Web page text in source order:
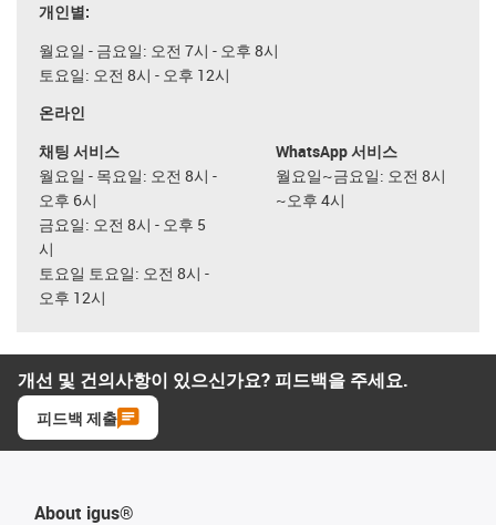
개인별:
월요일 - 금요일: 오전 7시 - 오후 8시
토요일: 오전 8시 - 오후 12시
온라인
채팅 서비스
월요일 - 목요일: 오전 8시 -
오후 6시
금요일: 오전 8시 - 오후 5
시
토요일 토요일: 오전 8시 -
오후 12시
WhatsApp 서비스
월요일~금요일: 오전 8시
~오후 4시
개선 및 건의사항이 있으신가요? 피드백을 주세요.
피드백 제출
About igus®